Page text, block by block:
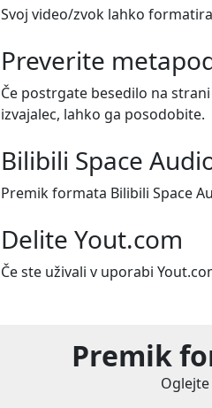
Svoj video/zvok lahko
Preverite
Če postrgate besedilo na
izvajalec, lahko ga posodobite.
Bilibili Space
Premik formata Bilibili Space
Delite Yout.com
Če ste uživali v uporabi
Premik